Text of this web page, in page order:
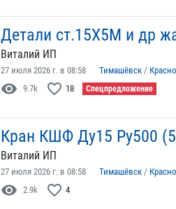
Детали ст.15Х5М и др
Виталий ИП
27 июля 2026 г. в 08:58 Тимашёвск /
visibility 9.7k favorite_border 18 Спецпредложение
Кран КШФ Ду15 Ру500
Виталий ИП
27 июля 2026 г. в 08:58 Тимашёвск /
visibility 2.9k favorite_border 4